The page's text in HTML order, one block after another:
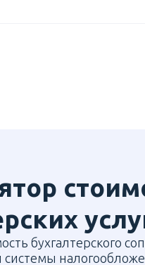
бухгалтерского
системы